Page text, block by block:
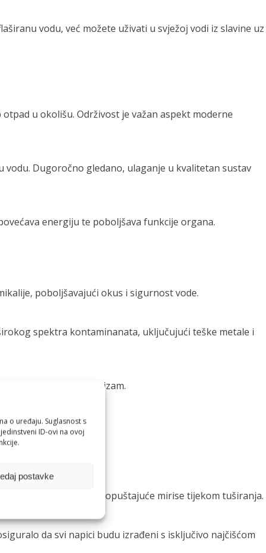
o uređaju. Suglasnost s
ID-ovi na ovoj
postavke
vodu, već možete uživati u svježoj vodi iz slavine uz
u okolišu. Održivost je važan aspekt moderne
Dugoročno gledano, ulaganje u kvalitetan sustav
energiju te poboljšava funkcije organa.
poboljšavajući okus i sigurnost vode.
spektra kontaminanata, uključujući teške metale i
korisne za vaš organizam.
iz slavine.
već dodaju ugodne, opuštajuće mirise tijekom tuširanja.
da svi napici budu izrađeni s isključivo najčišćom